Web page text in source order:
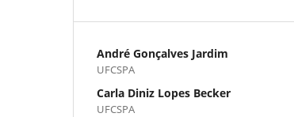
André Gonçalves Jardim
UFCSPA
Carla Diniz Lopes Becker
UFCSPA